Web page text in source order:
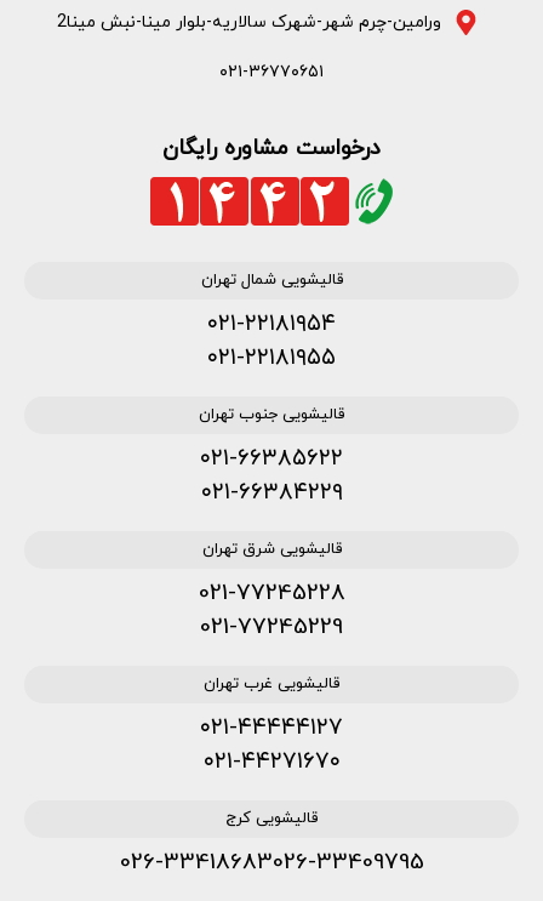
ورامین-چرم شهر-شهرک سالاریه-بلوار مینا-نبش مینا2
۰۲۱-۳۶۷۷۰۶۵۱
درخواست مشاوره رایگان
قالیشویی شمال تهران
۰۲۱-۲۲۱۸۱۹۵۴
۰۲۱-۲۲۱۸۱۹۵۵
قالیشویی جنوب تهران
۰۲۱-۶۶۳۸۵۶۲۲
۰۲۱-۶۶۳۸۴۲۲۹
قالیشویی شرق تهران
021-77245228
021-77245229
قالیشویی غرب تهران
۰۲۱-۴۴۴۴۴۱۲۷
۰۲۱-۴۴۲۷۱۶۷۰
قالیشویی کرج
026-33409795
026-33418683